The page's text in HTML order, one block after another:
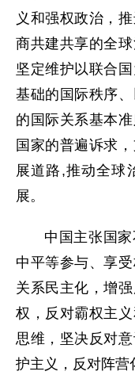
义和强权政治，
商共建共享的全
坚定维护以联合
基础的国际秩序
的国际关系基本
国家的普遍诉求
展道路,推动全球
展。
中国主张国
中平等参与、享
关系民主化，增
权，反对霸权主
思维，坚决反对
护主义，反对阵营